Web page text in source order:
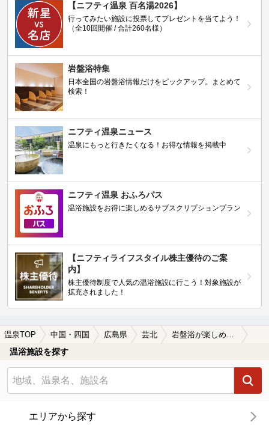
【ニフティ温泉 百名湯2026】
行ってみたい施設に投票してプレゼントを当てよう！
（全10回開催 / 合計260名様）
岩盤浴特集
日本全国の岩盤浴情報だけをピックアップ。まとめて
検索！
ニフティ温泉ニュース
温泉にもっと行きたくなる！お得な情報を掲載中
ニフティ温泉 おふろパス
温浴施設をお得に楽しめるサブスクリプションプラン
【ニフティライフスタイル株主優待のご案
内】
株主優待制度で人気の温浴施設に行こう！対象施設が
拡充されました！
温泉TOP 中国・四国 広島県 芸北 岩盤浴が楽しめる芸北の温泉、日帰り温泉、スーパー銭湯おすすめ
温浴施設を探す
エリアから探す